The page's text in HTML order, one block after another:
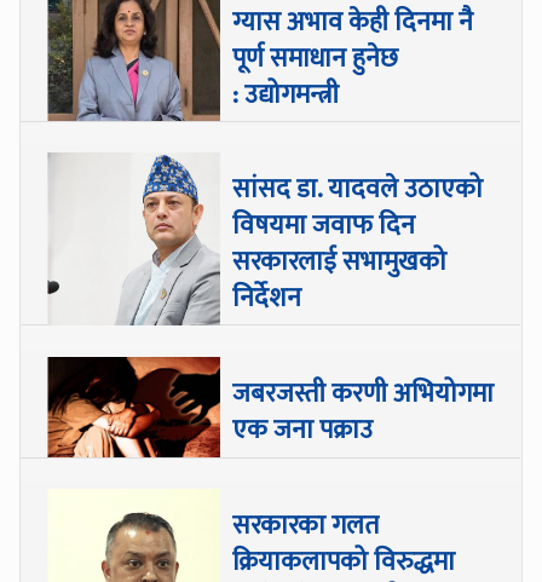
ग्यास अभाव केही दिनमा नै
पूर्ण समाधान हुनेछ
: उद्योगमन्त्री
सांसद डा‍‍. यादवले उठाएको
विषयमा जवाफ दिन
सरकारलाई सभामुखको
निर्देशन
जबरजस्ती करणी अभियोगमा
एक जना पक्राउ
सरकारका गलत
क्रियाकलापको विरुद्धमा